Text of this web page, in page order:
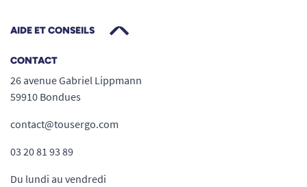
AIDE ET CONSEILS
CONTACT
26 avenue Gabriel Lippmann
59910 Bondues
contact@tousergo.com
03 20 81 93 89
Du lundi au vendredi